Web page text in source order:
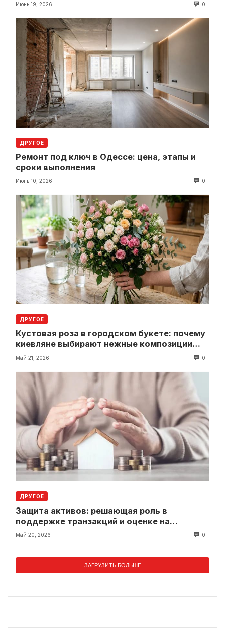
Июнь 19, 2026 0
ДРУГОЕ
Ремонт под ключ в Одессе: цена, этапы и
сроки выполнения
Июнь 10, 2026 0
ДРУГОЕ
Кустовая роза в городском букете: почему
киевляне выбирают нежные композиции
вместо классики
Май 21, 2026 0
ДРУГОЕ
Защита активов: решающая роль в
поддержке транзакций и оценке на
современном рынке
Май 20, 2026 0
ЗАГРУЗИТЬ БОЛЬШЕ